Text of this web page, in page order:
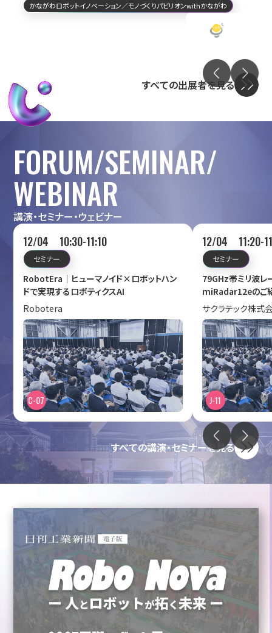
かながわロボットイノベーション／モノづくりパビリオンwithかながわ
すべての出展者を見る
FORUM/SEMINAR/
WEBINAR
講演・セミナー・ウェビナー
12/04 10:30-11:10
セミナー
RobotEra｜ヒューマノイド×ロボットハン
ドで実現するロボティクスAI
Robotera
C-07
12/04 11:20-
セミナー
79GHz帯ミリ波レ
miRadar12eのご
サクラテック株式
J-11
すべての講演・セミナーを見る